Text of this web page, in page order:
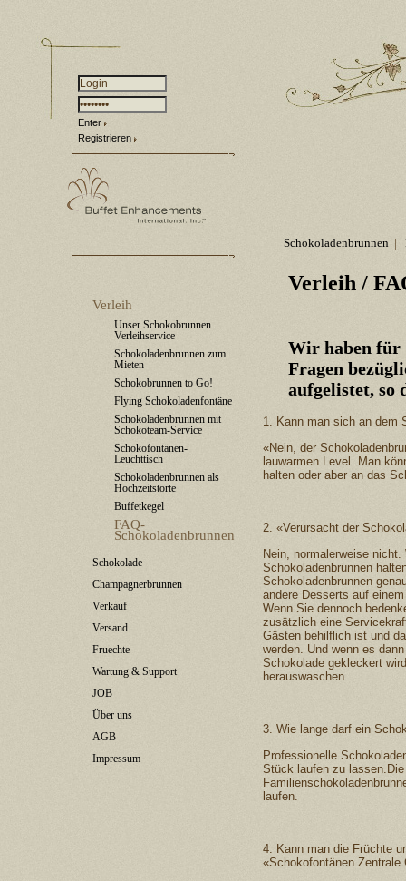
Enter
Registrieren
Verleih
Unser Schokobrunnen
Verleihservice
Schokoladenbrunnen zum
Mieten
Schokobrunnen to Go!
Flying Schokoladenfontäne
Schokoladenbrunnen mit
Schokoteam-Service
Schokofontänen-
Leuchttisch
Schokoladenbrunnen als
Hochzeitstorte
Buffetkegel
FAQ-
Schokoladenbrunnen
Schokolade
Champagnerbrunnen
Verkauf
Versand
Fruechte
Wartung & Support
JOB
Über uns
AGB
Impressum
Schokoladenbrunnen |
Verleih /
Wir haben für
Fragen
aufgelistet, so
1. Kann man sich an dem
«Nein, der
lauwarmen Level. Man
halten oder aber an das
2. «Verursacht der
Nein, normalerweise
Schokoladenbrunnen
Schokoladenbrunnen
andere Desserts auf
Wenn Sie dennoch
zusätzlich eine
Gästen behilflich ist und
werden. Und wenn es
Schokolade gekleckert
herauswaschen.
3. Wie lange darf ein
Professionelle
Stück laufen zu
laufen.
4. Kann man die Früchte
«Schokofontänen Zentrale